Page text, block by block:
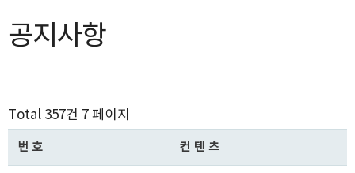
공지사항
Total 357건 7 페이지
번호 컨텐츠